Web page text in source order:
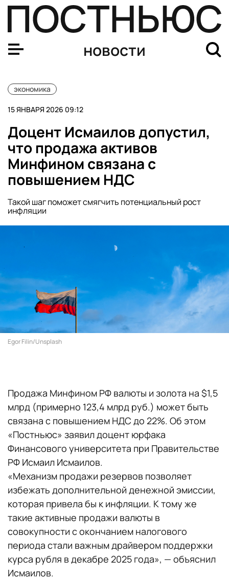
новости
экономика
15 ЯНВАРЯ 2026 09:12
Доцент Исмаилов допустил,
что продажа активов
Минфином связана с
повышением НДС
Такой шаг поможет смягчить потенциальный рост
инфляции
Egor Filin/Unsplash
Продажа Минфином РФ валюты и золота на $1,5
млрд (примерно 123,4 млрд руб.) может быть
связана с повышением НДС до 22%. Об этом
«Постньюс» заявил доцент юрфака
Финансового университета при Правительстве
РФ Исмаил Исмаилов.
«Механизм продажи резервов позволяет
избежать дополнительной денежной эмиссии,
которая привела бы к инфляции. К тому же
такие активные продажи валюты в
совокупности с окончанием налогового
периода стали важным драйвером поддержки
курса рубля в декабре 2025 года», — объяснил
Исмаилов.
Доцент Исмаилов допустил, что продажа активов